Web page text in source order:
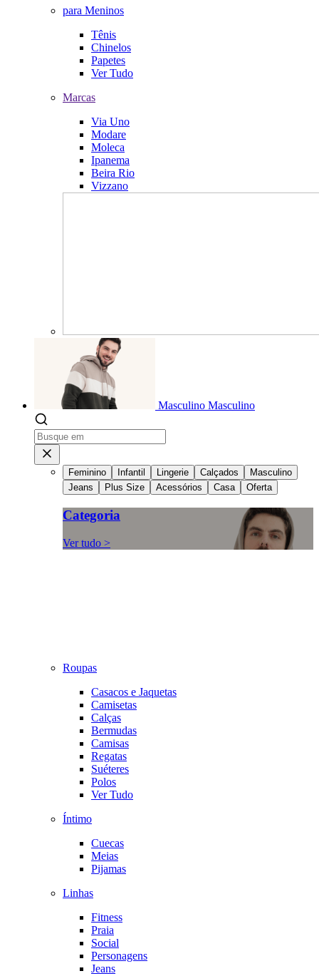
para Meninos
Tênis
Chinelos
Papetes
Ver Tudo
Marcas
Via Uno
Modare
Moleca
Ipanema
Beira Rio
Vizzano
Masculino Masculino
Feminino Infantil Lingerie Calçados
Masculino
Jeans
Plus Size Acessórios Casa Oferta
Categoria
Ver tudo >
Roupas
Casacos e Jaquetas
Camisetas
Calças
Bermudas
Camisas
Regatas
Suéteres
Polos
Ver Tudo
Íntimo
Cuecas
Meias
Pijamas
Linhas
Fitness
Praia
Social
Personagens
Jeans